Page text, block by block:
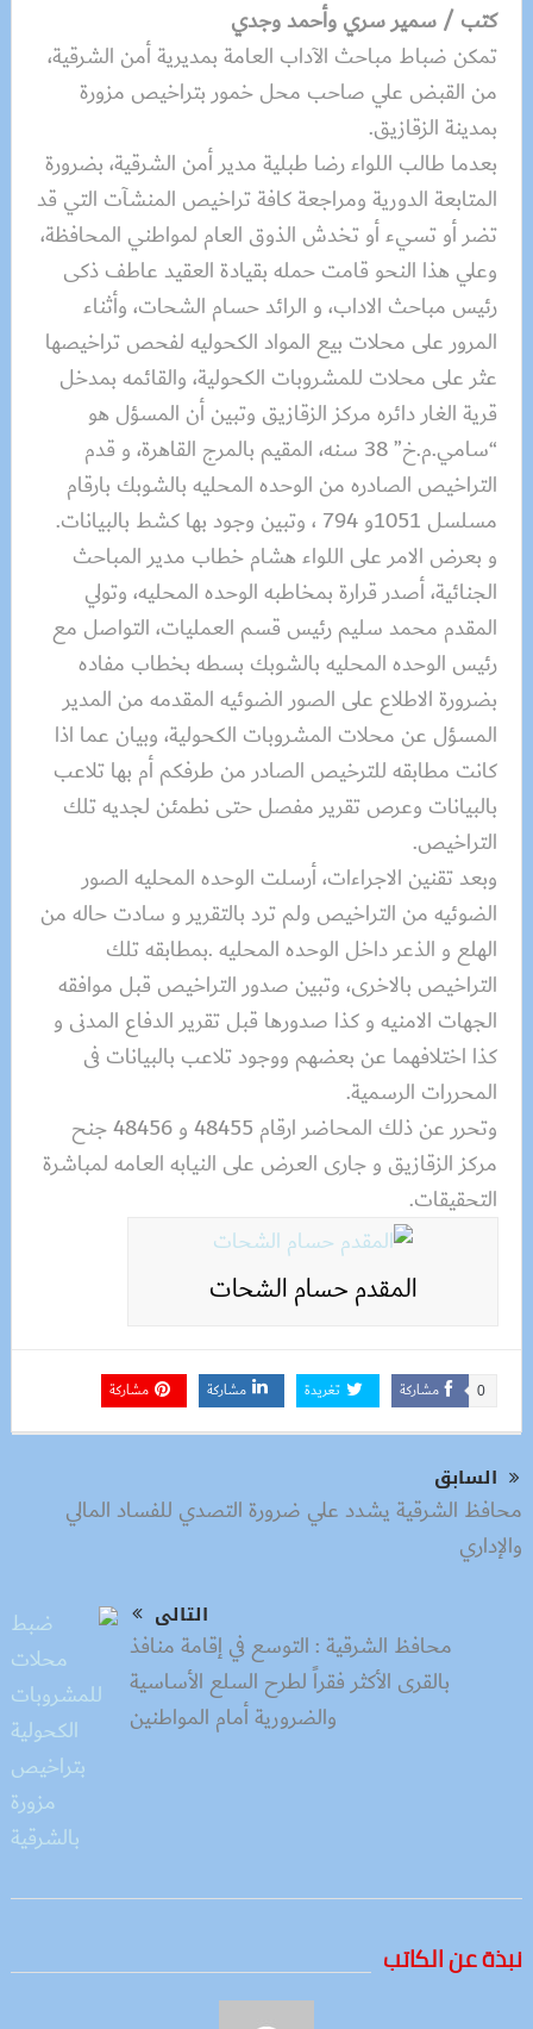
كتب / سمير سري وأحمد وجدي
تمكن ضباط مباحث الآداب العامة بمديرية أمن الشرقية،
من القبض علي صاحب محل خمور بتراخيص مزورة
بمدينة الزقازيق.
بعدما طالب اللواء رضا طبلية مدير أمن الشرقية، بضرورة
المتابعة الدورية ومراجعة كافة تراخيص المنشآت التي قد
تضر أو تسيء أو تخدش الذوق العام لمواطني المحافظة،
وعلي هذا النحو قامت حمله بقيادة العقيد عاطف ذكى
رئيس مباحث الاداب، و الرائد حسام الشحات، وأثناء
المرور على محلات بيع المواد الكحوليه لفحص تراخيصها
عثر على محلات للمشروبات الكحولية، والقائمه بمدخل
قرية الغار دائره مركز الزقازيق وتبين أن المسؤل هو
“سامي.م.خ” 38 سنه، المقيم بالمرج القاهرة، و قدم
التراخيص الصادره من الوحده المحليه بالشوبك بارقام
مسلسل 1051و 794 ، وتبين وجود بها كشط بالبيانات.
و بعرض الامر على اللواء هشام خطاب مدير المباحث
الجنائية، أصدر قرارة بمخاطبه الوحده المحليه، وتولي
المقدم محمد سليم رئيس قسم العمليات، التواصل مع
رئيس الوحده المحليه بالشوبك بسطه بخطاب مفاده
بضرورة الاطلاع على الصور الضوئيه المقدمه من المدير
المسؤل عن محلات المشروبات الكحولية، وبيان عما اذا
كانت مطابقه للترخيص الصادر من طرفكم أم بها تلاعب
بالبيانات وعرص تقرير مفصل حتى نطمئن لجديه تلك
التراخيص.
وبعد تقنين الاجراءات، أرسلت الوحده المحليه الصور
الضوئيه من التراخيص ولم ترد بالتقرير و سادت حاله من
الهلع و الذعر داخل الوحده المحليه .بمطابقه تلك
التراخيص بالاخرى، وتبين صدور التراخيص قبل موافقه
الجهات الامنيه و كذا صدورها قبل تقرير الدفاع المدنى و
كذا اختلافهما عن بعضهم ووجود تلاعب بالبيانات فى
المحررات الرسمية.
وتحرر عن ذلك المحاضر ارقام 48455 و 48456 جنح
مركز الزقازيق و جارى العرض على النيابه العامه لمباشرة
التحقيقات.
المقدم حسام الشحات
مشاركة 0 تغريدة مشاركة مشاركة
السابق
محافظ الشرقية يشدد علي ضرورة التصدي للفساد المالي
والإداري
التالى
محافظ الشرقية : التوسع في إقامة منافذ
بالقرى الأكثر فقراً لطرح السلع الأساسية
والضرورية أمام المواطنين
نبذة عن الكاتب